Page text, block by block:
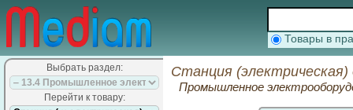
Товары в
Выбрать раздел:
Перейти к товару:
Станция
Промышленное